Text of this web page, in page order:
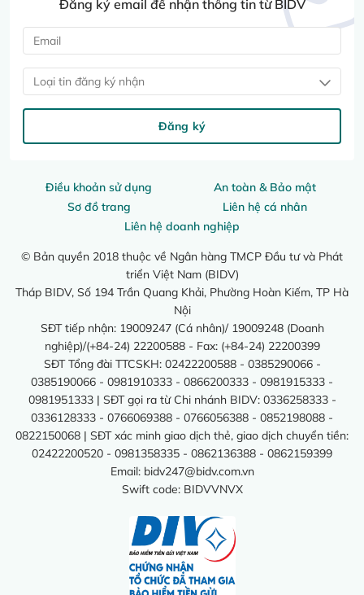
Điều khoản sử dụng
An toàn & Bảo mật
Sơ đồ trang
Liên hệ cá nhân
Liên hệ doanh nghiệp
© Bản quyền 2018 thuộc về Ngân hàng TMCP Đầu tư và Phát
triển Việt Nam (BIDV)
Tháp BIDV, Số 194 Trần Quang Khải, Phường Hoàn Kiếm, TP Hà
Nội
SĐT tiếp nhận: 19009247 (Cá nhân)/ 19009248 (Doanh
nghiệp)/(+84-24) 22200588 - Fax: (+84-24) 22200399
SĐT Tổng đài TTCSKH: 02422200588 - 0385290066 -
0385190066 - 0981910333 - 0866200333 - 0981915333 -
0981951333 | SĐT gọi ra từ Chi nhánh BIDV: 0336258333 -
0336128333 - 0766069388 - 0766056388 - 0852198088 -
0822150068 | SĐT xác minh giao dịch thẻ, giao dịch chuyển tiền:
02422200520 - 0981358335 - 0862136388 - 0862159399
Email: bidv247@bidv.com.vn
Swift code: BIDVVNVX
Đăng ký email để nhận thông tin từ BIDV
Loại tin đăng ký nhận
Đăng ký